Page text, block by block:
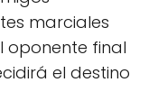
marciales
oponente final
el destino